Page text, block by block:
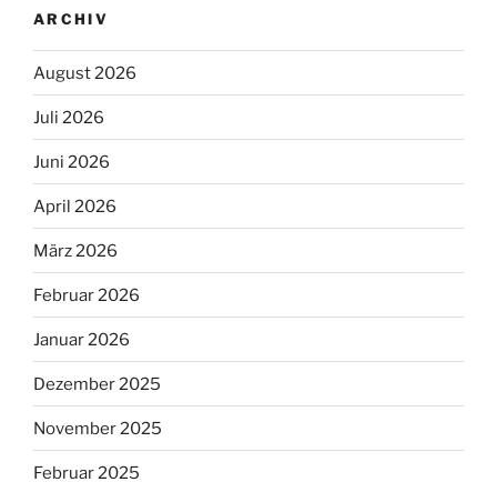
ARCHIV
August 2026
Juli 2026
Juni 2026
April 2026
März 2026
Februar 2026
Januar 2026
Dezember 2025
November 2025
Februar 2025